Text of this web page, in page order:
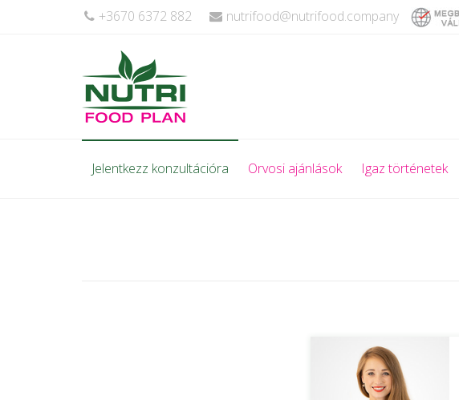
+3670 6372 882 nutrifood@nutrifood.company
Jelentkezz konzultációra Orvosi ajánlások Igaz történetek